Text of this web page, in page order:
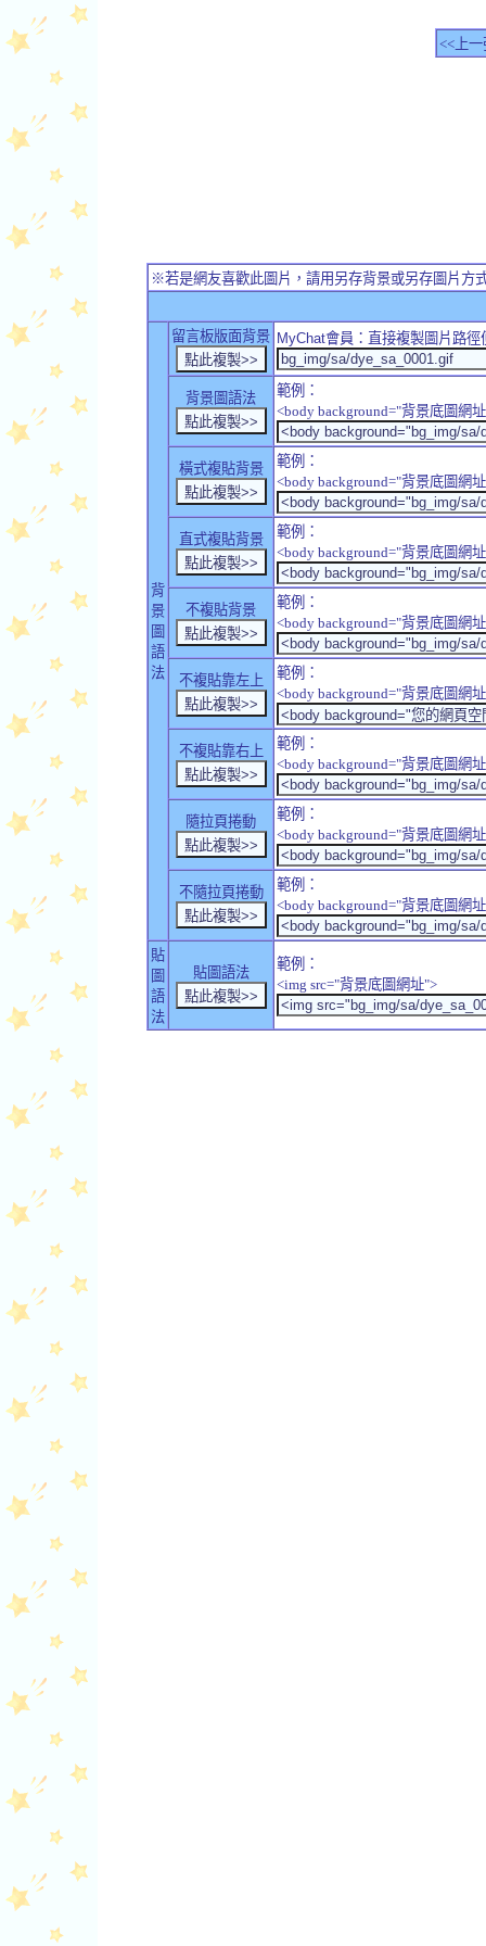
<<上一
※若是網友喜歡此圖片，請用另存背景或另存圖片方
背
景
圖
語
法
留言板版面背景 MyChat會員：直接複製圖片路
背景圖語法
範例：
<body background="背景底圖網
橫式複貼背景
範例：
<body background="背景底圖網
直式複貼背景
範例：
<body background="背景底圖網
不複貼背景
範例：
<body background="背景底圖網
不複貼靠左上
範例：
<body background="背景底圖網
不複貼靠右上
範例：
<body background="背景底圖網
隨拉頁捲動
範例：
<body background="背景底圖網
不隨拉頁捲動
範例：
<body background="背景底圖網
貼
圖
語
法
貼圖語法
範例：
<img src="背景底圖網址">